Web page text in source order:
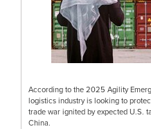
According to the 2025 Agility
logistics industry is looking to
trade war ignited by expected U.S.
China.